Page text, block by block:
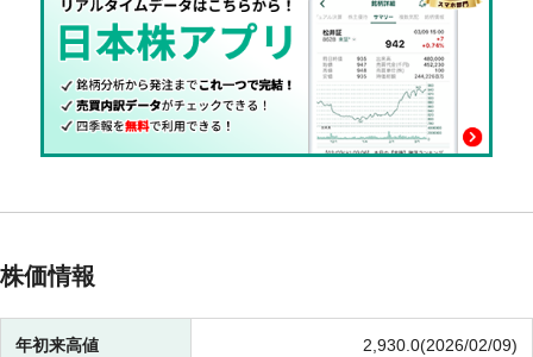
株価情報
年初来高値 2,930.0(2026/02/09)